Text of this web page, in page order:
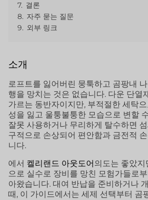
7. 결론
8. 자주 묻는 질문
9. 외부 링크
소개
로프트를 잃어버린 뭉툭하고 곰팡내
행을 망치는 것은 없습니다. 다운 단열
가르는 동반자이지만, 부적절한 세탁
성을 잃고 울퉁불퉁한 모습으로 변할
잘못 사용하거나 무리하게 탈수하면
구적으로 손상되어 편안함과 금전적
니다.
에서 켈리랜드 아웃도어의도는 좋았
으로 실수로 장비를 망친 모험가들로
아왔습니다. 대여 반납을 준비하거나
때, 이 가이드에서는 세제 선택부터 곰